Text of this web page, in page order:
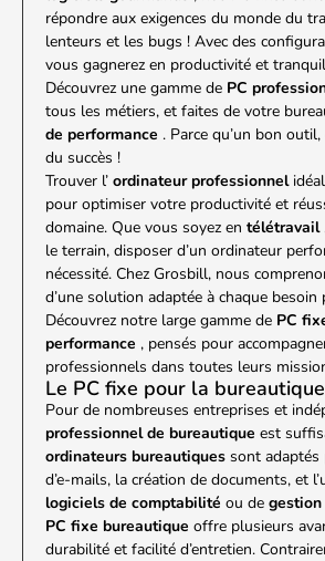
répondre aux exigences du monde du
lenteurs et les bugs ! Avec des
vous gagnerez en productivité et
Découvrez une gamme de PC
tous les métiers, et faites de votre
de performance . Parce qu’un bon
du succès !
Trouver l’ ordinateur professionnel
pour optimiser votre productivité et
domaine. Que vous soyez en télétravail
le terrain, disposer d’un ordinateur
nécessité. Chez Grosbill, nous
d’une solution adaptée à chaque
Découvrez notre large gamme de PC
performance , pensés pour
professionnels dans toutes leurs
Le PC fixe pour la bureautique
Pour de nombreuses entreprises et
professionnel de bureautique est
ordinateurs bureautiques sont adaptés
d’e-mails, la création de documents, et
logiciels de comptabilité ou de
PC fixe bureautique offre plusieurs
durabilité et facilité d’entretien.